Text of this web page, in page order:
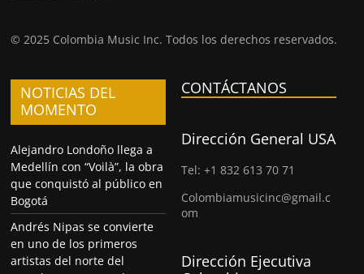
© 2025 Colombia Music Inc. Todos los derechos reservados.
NOTICIAS DEL
MOMENTO
Alejandro Londoño llega a
Medellín con “Voilà”, la obra
que conquistó al público en
Bogotá
Andrés Nipas se convierte
en uno de los primeros
artistas del norte del
CONTÁCTANOS
Dirección General USA
Tel: +1 832 613 70 71
Colombiamusicinc@gmail.c
om
Dirección Ejecutiva